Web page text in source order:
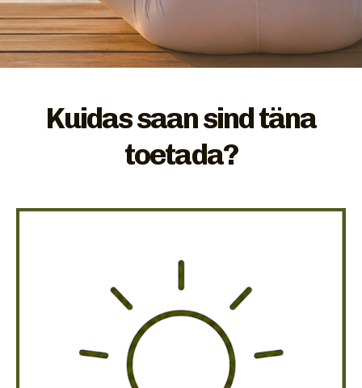
Kuidas saan sind täna
toetada?